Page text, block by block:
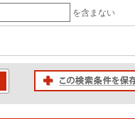
を含まない